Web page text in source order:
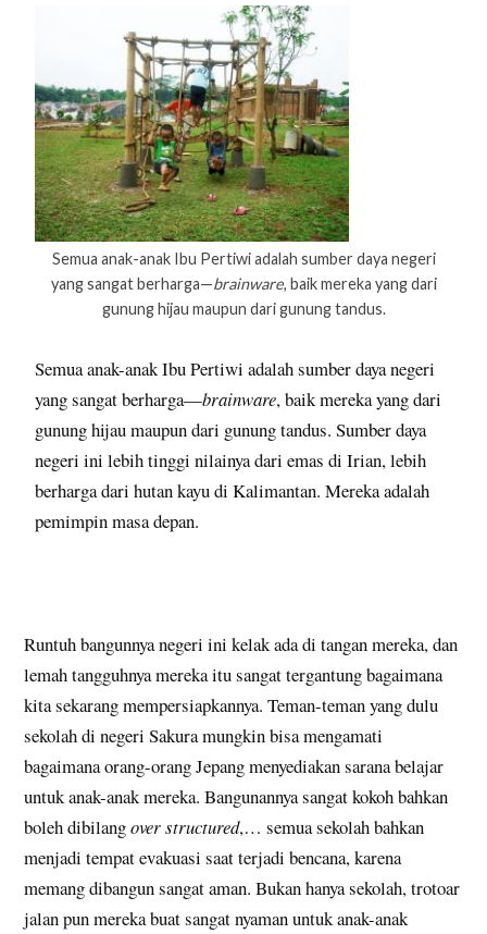
Semua anak-anak Ibu Pertiwi adalah sumber daya negeri
yang sangat berharga—brainware, baik mereka yang dari
gunung hijau maupun dari gunung tandus.
Semua anak-anak Ibu Pertiwi adalah sumber daya negeri
yang sangat berharga—brainware, baik mereka yang dari
gunung hijau maupun dari gunung tandus. Sumber daya
negeri ini lebih tinggi nilainya dari emas di Irian, lebih
berharga dari hutan kayu di Kalimantan. Mereka adalah
pemimpin masa depan.
Runtuh bangunnya negeri ini kelak ada di tangan mereka, dan
lemah tangguhnya mereka itu sangat tergantung bagaimana
kita sekarang mempersiapkannya. Teman-teman yang dulu
sekolah di negeri Sakura mungkin bisa mengamati
bagaimana orang-orang Jepang menyediakan sarana belajar
untuk anak-anak mereka. Bangunannya sangat kokoh bahkan
boleh dibilangover structured,… semua sekolah bahkan
menjadi tempat evakuasi saat terjadi bencana, karena
memang dibangun sangat aman. Bukan hanya sekolah, trotoar
jalan pun mereka buat sangat nyaman untuk anak-anak